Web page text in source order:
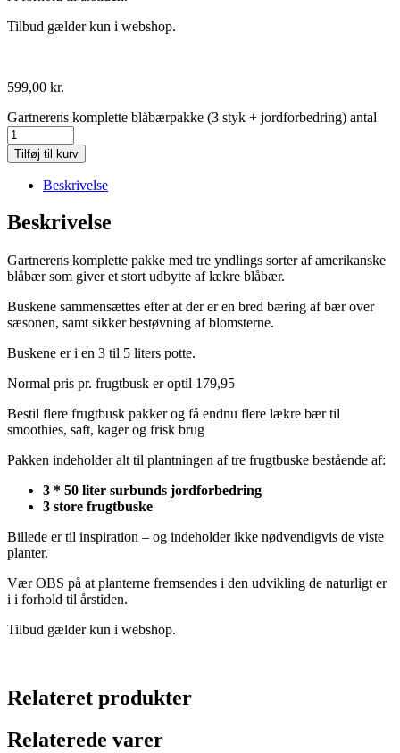
Tilbud gælder kun i webshop.
599,00 kr.
Gartnerens komplette blåbærpakke (3 styk + jordforbedring) antal
Tilføj til kurv
Beskrivelse
Beskrivelse
Gartnerens komplette pakke med tre yndlings sorter af amerikanske
blåbær som giver et stort udbytte af lækre blåbær.
Buskene sammensættes efter at der er en bred bæring af bær over
sæsonen, samt sikker bestøvning af blomsterne.
Buskene er i en 3 til 5 liters potte.
Normal pris pr. frugtbusk er optil 179,95
Bestil flere frugtbusk pakker og få endnu flere lækre bær til
smoothies, saft, kager og frisk brug
Pakken indeholder alt til plantningen af tre frugtbuske bestående af:
3 * 50 liter surbunds jordforbedring
3 store frugtbuske
Billede er til inspiration – og indeholder ikke nødvendigvis de viste
planter.
Vær OBS på at planterne fremsendes i den udvikling de naturligt er
i i forhold til årstiden.
Tilbud gælder kun i webshop.
Relateret produkter
Relaterede varer